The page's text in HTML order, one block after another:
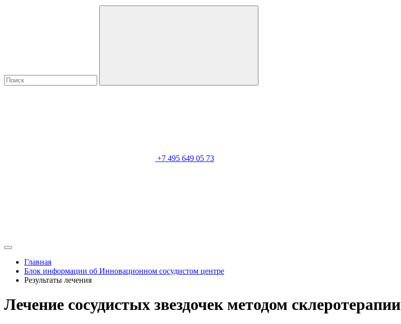
+7 495 649 05 73
Главная
Блок информации об Инновационном сосудистом центре
Результаты лечения
Лечение сосудистых звездочек методом склеротерапии